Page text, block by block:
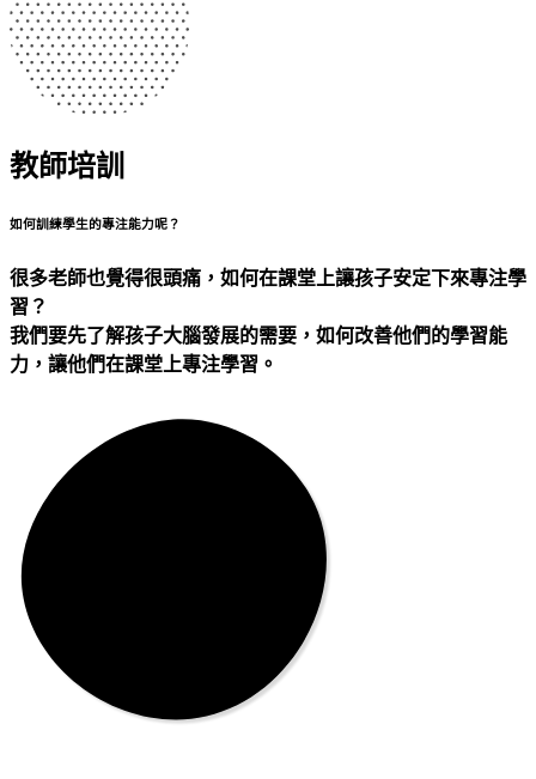
教師培訓
如何訓練學生的專注能力呢？
很多老師也覺得很頭痛，如何在課堂上讓孩子安定下來專注學
習？
我們要先了解孩子大腦發展的需要，如何改善他們的學習能
力，讓他們在課堂上專注學習。